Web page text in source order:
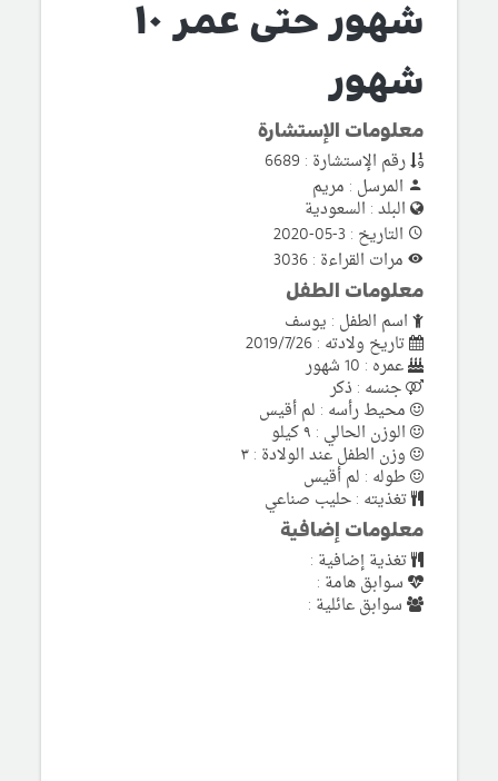
شهور حتى عمر ١٠
شهور
معلومات الإستشارة
رقم الإستشارة : 6689
المرسل : مريم
البلد : السعودية
التاريخ : 3-05-2020
مرات القراءة : 3036
معلومات الطفل
اسم الطفل : يوسف
تاريخ ولادته : 2019/7/26
عمره : 10 شهور
جنسه : ذكر
محيط رأسه : لم أقيس
الوزن الحالي : ٩ كيلو
وزن الطفل عند الولادة : ٣
طوله : لم أقيس
تغذيته : حليب صناعي
معلومات إضافية
تغذية إضافية :
سوابق هامة :
سوابق عائلية :